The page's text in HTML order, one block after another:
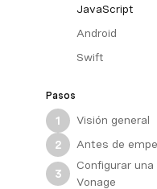
JavaScript
Android
Swift
Pasos
1
Visión general
2
Antes de
3
Configurar
Vonage